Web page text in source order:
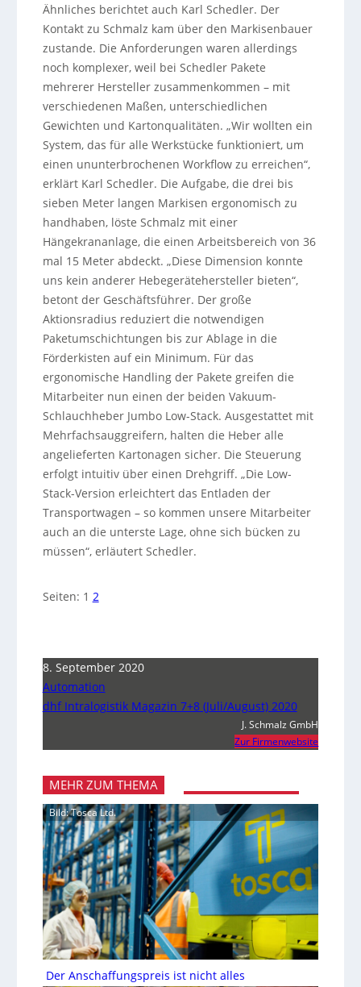
Ähnliches berichtet auch Karl Schedler. Der
Kontakt zu Schmalz kam über den Markisenbauer
zustande. Die Anforderungen waren allerdings
noch komplexer, weil bei Schedler Pakete
mehrerer Hersteller zusammenkommen – mit
verschiedenen Maßen, unterschiedlichen
Gewichten und Kartonqualitäten. „Wir wollten ein
System, das für alle Werkstücke funktioniert, um
einen ununterbrochenen Workflow zu erreichen“,
erklärt Karl Schedler. Die Aufgabe, die drei bis
sieben Meter langen Markisen ergonomisch zu
handhaben, löste Schmalz mit einer
Hängekrananlage, die einen Arbeitsbereich von 36
mal 15 Meter abdeckt. „Diese Dimension konnte
uns kein anderer Hebegerätehersteller bieten“,
betont der Geschäftsführer. Der große
Aktionsradius reduziert die notwendigen
Paketumschichtungen bis zur Ablage in die
Förderkisten auf ein Minimum. Für das
ergonomische Handling der Pakete greifen die
Mitarbeiter nun einen der beiden Vakuum-
Schlauchheber Jumbo Low-Stack. Ausgestattet mit
Mehrfachsauggreifern, halten die Heber alle
angelieferten Kartonagen sicher. Die Steuerung
erfolgt intuitiv über einen Drehgriff. „Die Low-
Stack-Version erleichtert das Entladen der
Transportwagen – so kommen unsere Mitarbeiter
auch an die unterste Lage, ohne sich bücken zu
müssen“, erläutert Schedler.
Seiten: 1 2
8. September 2020
Automation
dhf Intralogistik Magazin 7+8 (Juli/August) 2020
J. Schmalz GmbH
Zur Firmenwebsite
MEHR ZUM THEMA
Bild: Tosca Ltd.
Der Anschaffungspreis ist nicht alles